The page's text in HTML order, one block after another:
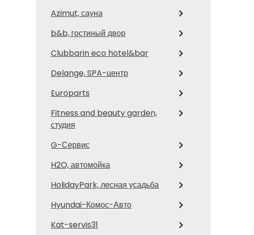
Azimut, сауна
b&b, гостиный двор
Clubbarin eco hotel&bar
Delange, SPA-центр
Europarts
Fitness and beauty garden,
студия
G-Сервис
H2O, автомойка
HolidayPark, лесная усадьба
Hyundai-Комос-Авто
Kat-servis31